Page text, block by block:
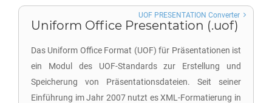
Uniform Office Presentation (.uof)
Das Uniform Office Format (UOF) für Präsentationen ist
ein Modul des UOF-Standards zur Erstellung und
Speicherung von Präsentationsdateien. Seit seiner
Einführung im Jahr 2007 nutzt es XML-Formatierung in
UOF PRESENTATION Converter